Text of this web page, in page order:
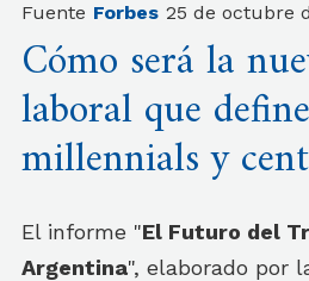
Fuente Forbes 25 de octubre
Cómo será la
laboral que
millennials y
El informe "El Futuro del
Argentina", elaborado por